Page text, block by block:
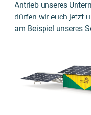
Antrieb unseres
dürfen wir euch jetzt
am Beispiel unseres